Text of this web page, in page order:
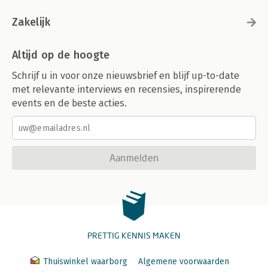
Zakelijk
Altijd op de hoogte
Schrijf u in voor onze nieuwsbrief en blijf up-to-date
met relevante interviews en recensies, inspirerende
events en de beste acties.
Aanmelden
PRETTIG KENNIS MAKEN
Thuiswinkel waarborg Algemene voorwaarden